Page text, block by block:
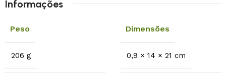
Informações
Peso
206 g
Dimensões
0,9 × 14 × 21 cm